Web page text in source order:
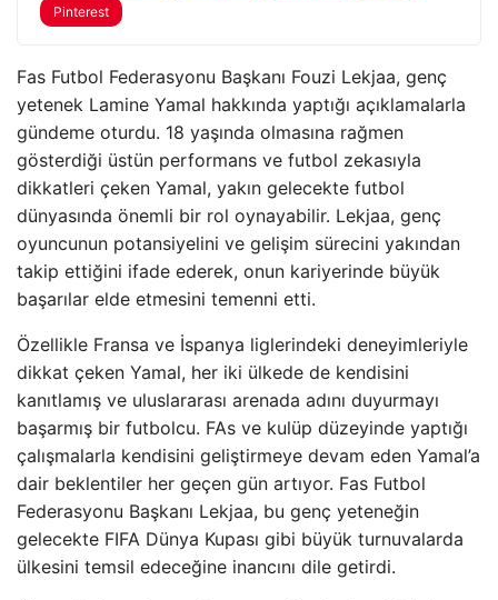
Pinterest
Fas Futbol Federasyonu Başkanı Fouzi Lekjaa, genç
yetenek Lamine Yamal hakkında yaptığı açıklamalarla
gündeme oturdu. 18 yaşında olmasına rağmen
gösterdiği üstün performans ve futbol zekasıyla
dikkatleri çeken Yamal, yakın gelecekte futbol
dünyasında önemli bir rol oynayabilir. Lekjaa, genç
oyuncunun potansiyelini ve gelişim sürecini yakından
takip ettiğini ifade ederek, onun kariyerinde büyük
başarılar elde etmesini temenni etti.
Özellikle Fransa ve İspanya liglerindeki deneyimleriyle
dikkat çeken Yamal, her iki ülkede de kendisini
kanıtlamış ve uluslararası arenada adını duyurmayı
başarmış bir futbolcu. FAs ve kulüp düzeyinde yaptığı
çalışmalarla kendisini geliştirmeye devam eden Yamal’a
dair beklentiler her geçen gün artıyor. Fas Futbol
Federasyonu Başkanı Lekjaa, bu genç yeteneğin
gelecekte FIFA Dünya Kupası gibi büyük turnuvalarda
ülkesini temsil edeceğine inancını dile getirdi.